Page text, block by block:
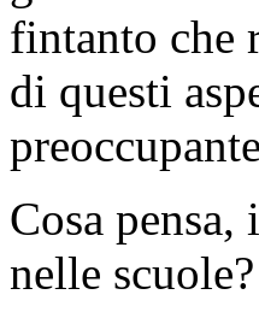
fintanto che
di questi
Cosa
nelle scuole?